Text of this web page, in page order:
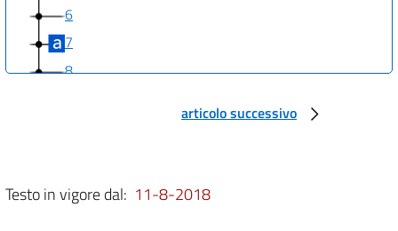
6
7
8
articolo successivo
Testo in vigore dal: 11-8-2018